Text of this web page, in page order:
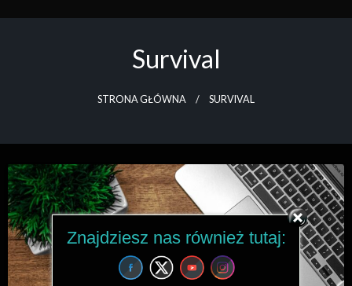
Survival
STRONA GŁÓWNA SURVIVAL
Znajdziesz nas również tutaj: